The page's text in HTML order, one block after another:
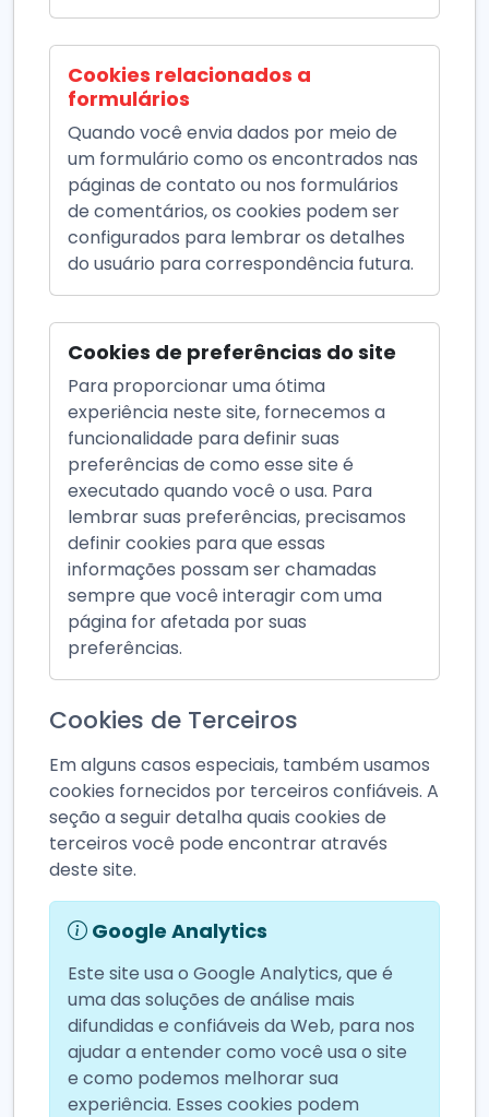
Cookies relacionados a
formulários
Quando você envia dados por meio de
um formulário como os encontrados nas
páginas de contato ou nos formulários
de comentários, os cookies podem ser
configurados para lembrar os detalhes
do usuário para correspondência futura.
Cookies de preferências do site
Para proporcionar uma ótima
experiência neste site, fornecemos a
funcionalidade para definir suas
preferências de como esse site é
executado quando você o usa. Para
lembrar suas preferências, precisamos
definir cookies para que essas
informações possam ser chamadas
sempre que você interagir com uma
página for afetada por suas
preferências.
Cookies de Terceiros
Em alguns casos especiais, também usamos
cookies fornecidos por terceiros confiáveis. A
seção a seguir detalha quais cookies de
terceiros você pode encontrar através
deste site.
Google Analytics
Este site usa o Google Analytics, que é
uma das soluções de análise mais
difundidas e confiáveis da Web, para nos
ajudar a entender como você usa o site
e como podemos melhorar sua
experiência. Esses cookies podem